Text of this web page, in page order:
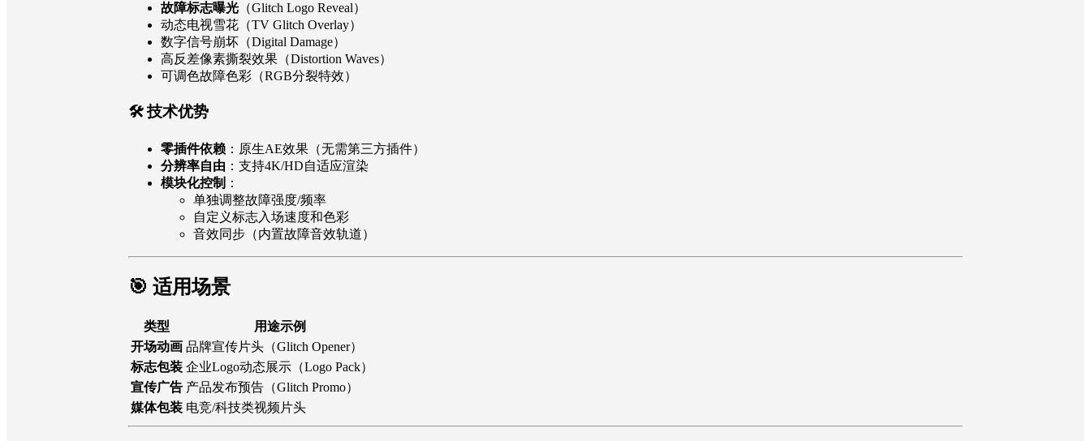
故障标志曝光 （Glitch Logo Reveal）
动态电视雪花（TV Glitch Overlay）
数字信号崩坏（Digital Damage）
高反差像素撕裂效果（Distortion Waves）
可调色故障色彩（RGB分裂特效）
🛠技术优势
零插件依赖 ：原生AE效果（无需第三方插件）
分辨率自由 ：支持4K/HD自适应渲染
模块化控制 ：
单独调整故障强度/频率
自定义标志入场速度和色彩
音效同步（内置故障音效轨道）
🎯 适用场景
类型
用途示例
开场动画 品牌宣传片头（Glitch Opener）
标志包装 企业Logo动态展示（Logo Pack）
宣传广告 产品发布预告（Glitch Promo）
媒体包装 电竞/科技类视频片头